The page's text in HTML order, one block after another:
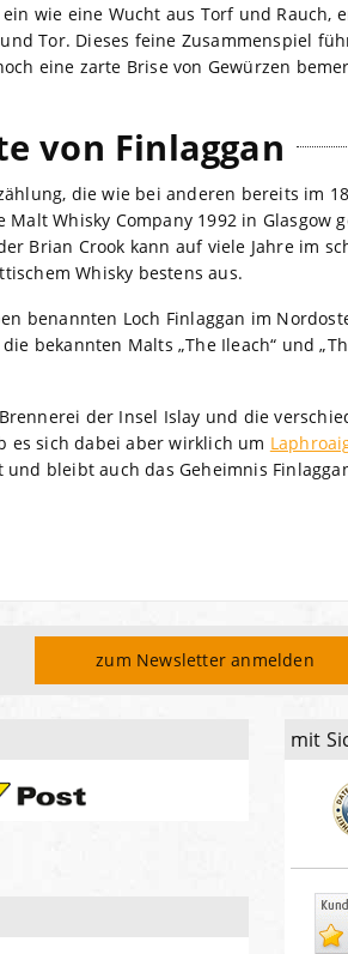
wie eine Wucht aus Torf und Rauch,
Tor. Dieses feine Zusammenspiel
eine zarte Brise von Gewürzen
von Finlaggan
die wie bei anderen bereits im
Whisky Company 1992 in Glasgow
Brian Crook kann auf viele Jahre im
Whisky bestens aus.
benannten Loch Finlaggan im
bekannten Malts „The Ileach“ und
der Insel Islay und die
es sich dabei aber wirklich um
bleibt auch das Geheimnis
zum Newsletter anmelden
mit